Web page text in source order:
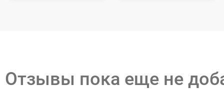
Отзывы пока еще не